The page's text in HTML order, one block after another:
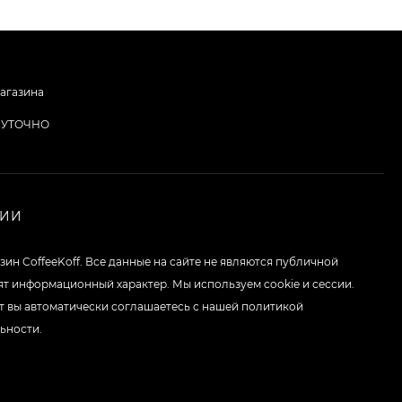
CoffeeKoff. Все данные на сайте не являются публичной
информационный характер. Мы используем cookie и сессии.
вы автоматически соглашаетесь с нашей политикой